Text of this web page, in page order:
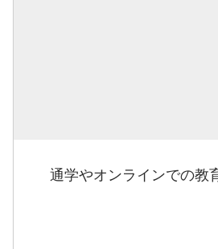
通学やオンラインでの教